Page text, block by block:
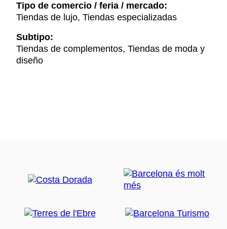
Tipo de comercio / feria / mercado:
Tiendas de lujo, Tiendas especializadas
Subtipo:
Tiendas de complementos, Tiendas de moda y
diseño